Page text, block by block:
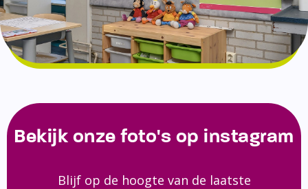
Bekijk onze foto's op instagram
Blijf op de hoogte van de laatste